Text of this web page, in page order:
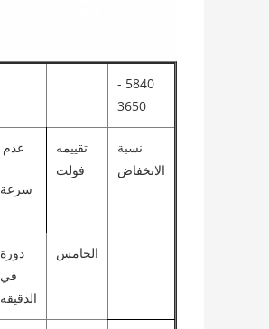
5840 -
3650
نسبة
الانخفاض
تقييمه
فولت
عدم
سرعة
الخامس
دورة
في
الدقيقة